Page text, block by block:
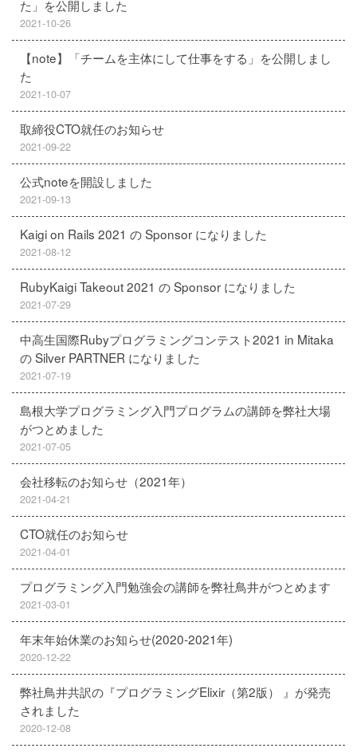
た」を公開しました
2021-10-26
【note】「チームを主体にして仕事をする」を公開しまし
た
2021-10-07
取締役CTO就任のお知らせ
2021-09-22
公式noteを開設しました
2021-09-13
Kaigi on Rails 2021 の Sponsor になりました
2021-08-12
RubyKaigi Takeout 2021 の Sponsor になりました
2021-07-29
中高生国際Rubyプログラミングコンテスト2021 in Mitaka
の Silver PARTNER になりました
2021-07-19
島根大学プログラミング入門プログラムの講師を弊社大場
がつとめました
2021-07-05
会社移転のお知らせ（2021年）
2021-04-21
CTO就任のお知らせ
2021-04-01
プログラミング入門勉強会の講師を弊社鳥井がつとめます
2021-03-01
年末年始休業のお知らせ(2020-2021年)
2020-12-22
弊社鳥井共訳の『プログラミングElixir（第2版） 』が発売
されました
2020-12-08